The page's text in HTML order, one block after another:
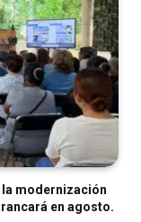
modernización
en agosto.